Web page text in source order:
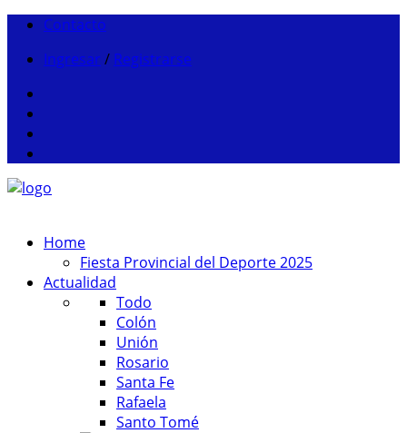
Contacto
Ingresar / Registrarse
Home
Fiesta Provincial del Deporte 2025
Actualidad
Todo
Colón
Unión
Rosario
Santa Fe
Rafaela
Santo Tomé